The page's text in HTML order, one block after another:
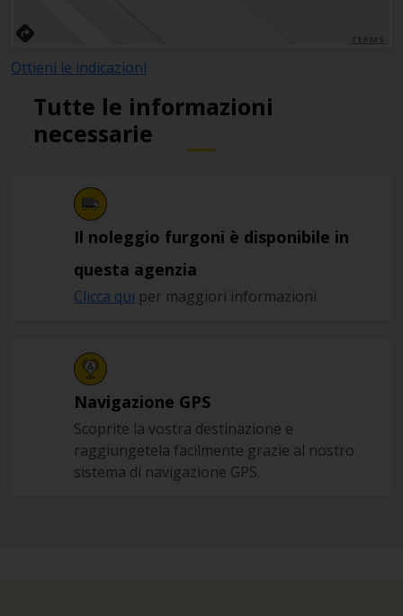
Ottieni le indicazioni
Tutte le informazioni
necessarie
Il noleggio furgoni è disponibile in
questa agenzia
Clicca qui per maggiori informazioni
Navigazione GPS
Scoprite la vostra destinazione e
raggiungetela facilmente grazie al nostro
sistema di navigazione GPS.